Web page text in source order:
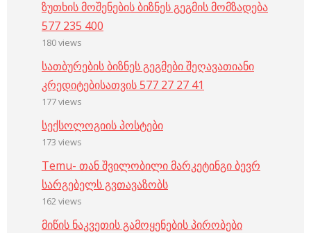
ზუთხის მოშენების ბიზნეს გეგმის მომზადება
577 235 400
180 views
სათბურების ბიზნეს გეგმები შეღავათიანი
კრედიტებისათვის 577 27 27 41
177 views
სექსოლოგიის პოსტები
173 views
Temu- თან შვილობილი მარკეტინგი ბევრ
სარგებელს გვთავაზობს
162 views
მიწის ნაკვეთის გამოყენების პირობები